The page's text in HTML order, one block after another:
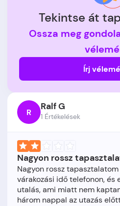
Tekintse át
Ossza meg
Írj
R Ralf G
1 Értékelések
Nagyon rossz
Nagyon rossz
várakozási idő telefonon, és
utalás, ami miatt nem
három nappal az utazás